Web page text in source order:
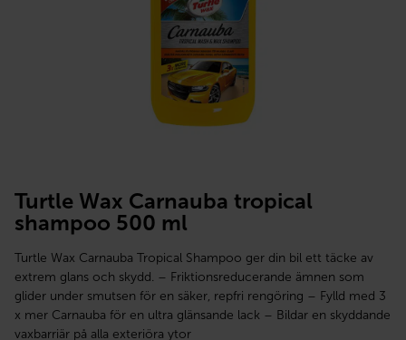
Turtle Wax Carnauba tropical
shampoo 500 ml
Turtle Wax Carnauba Tropical Shampoo ger din bil ett täcke av
extrem glans och skydd. – Friktionsreducerande ämnen som
glider under smutsen för en säker, repfri rengöring – Fylld med 3
x mer Carnauba för en ultra glänsande lack – Bildar en skyddande
vaxbarriär på alla exteriöra ytor